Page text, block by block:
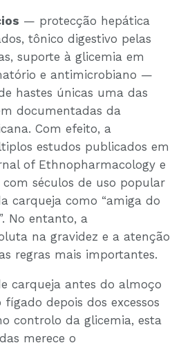
— protecção hepática
tônico digestivo pelas
suporte à glicemia em
e antimicrobiano —
hastes únicas uma das
documentadas da
Com efeito, a
estudos publicados em
of Ethnopharmacology e
séculos de uso popular
carqueja como “amiga do
No entanto, a
na gravidez e a atenção
regras mais importantes.
carqueja antes do almoço
depois dos excessos
controlo da glicemia, esta
merece o